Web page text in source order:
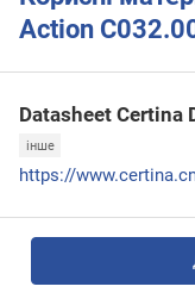
Action
Datasheet Certina
інше
https://